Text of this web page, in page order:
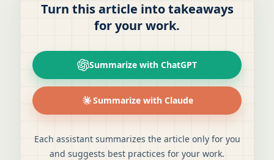
Turn this article into takeaways
for your work.
Summarize with ChatGPT
Summarize with Claude
Each assistant summarizes the article only for you
and suggests best practices for your work.